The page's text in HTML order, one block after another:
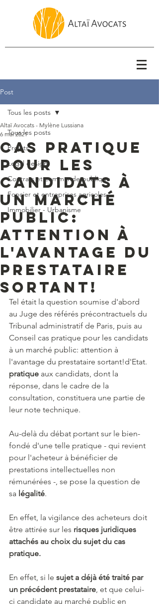
Post
Tous les posts
Projets
Legal design
Contrats et commande publique
Foncier et entreprises agricoles
Immobilier - Urbanisme
Tous les posts
Cas pratique
pour les
candidats à
un marché
public:
attention à
l'avantage du
prestataire
sortant!
Altaï Avocats - Mylène Lussiana
6 mai 2021
Tel était la question soumise d'abord
au Juge des référés précontractuels du
Tribunal administratif de Paris, puis au
Conseil cas pratique pour les candidats
à un marché public: attention à
l'avantage du prestataire sortant!d'Etat.
pratique aux candidats, dont la
réponse, dans le cadre de la
consultation, constituera une partie de
leur note technique.
Au-delà du débat portant sur le bien-
fondé d'une telle pratique - qui revient
pour l'acheteur à bénéficier de
prestations intellectuelles non
rémunérées -, se pose la question de
sa légalité.
En effet, la vigilance des acheteurs doit
être attirée sur les risques juridiques
attachés au choix du sujet du cas
pratique.
En effet, si le sujet a déjà été traité par
un précédent prestataire, et que celui-
ci candidate au marché public en